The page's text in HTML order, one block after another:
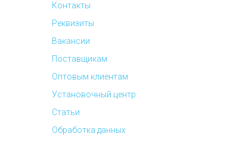
Контакты
Реквизиты
Вакансии
Поставщикам
Оптовым клиентам
Установочный центр
Статьи
Обработка данных